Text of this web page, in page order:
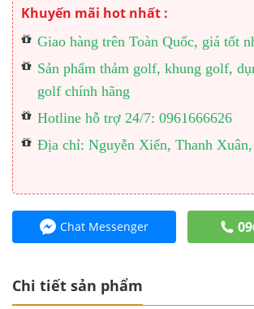
Khuyến mãi hot nhất :
Giao hàng trên Toàn Quốc, giá tốt
Sản phẩm thảm golf, khung golf,
golf chính hãng
Hotline hỗ trợ 24/7: 0961666626
Địa chỉ: Nguyễn Xiển, Thanh
Chat Messenger
Chi tiết sản phẩm